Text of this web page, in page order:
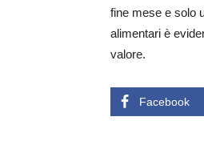
fine mese e solo
alimentari è
valore.
Facebook